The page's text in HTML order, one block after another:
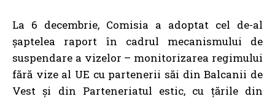
La 6 decembrie, Comisia a adoptat cel de-al
șaptelea raport în cadrul mecanismului de
suspendare a vizelor – monitorizarea regimului
fără vize al UE cu partenerii săi din Balcanii de
Vest și din Parteneriatul estic, cu țările din